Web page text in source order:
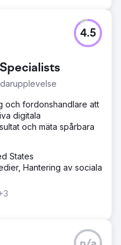
4.5
och fordonshandlare att
digitala
och mäta spårbara
States
Hantering av sociala